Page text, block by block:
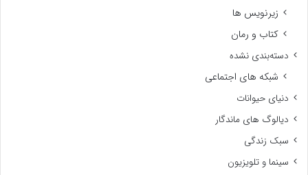
زیرنویس ها
کتاب و رمان
دسته‌بندی نشده
شبکه های اجتماعی
دنیای حیوانات
دیالوگ های ماندگار
سبک زندگی
سینما و تلویزیون